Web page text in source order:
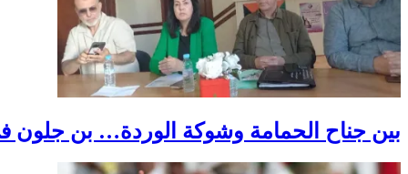
بين جناح الحمامة وشوكة الوردة… بن جلون